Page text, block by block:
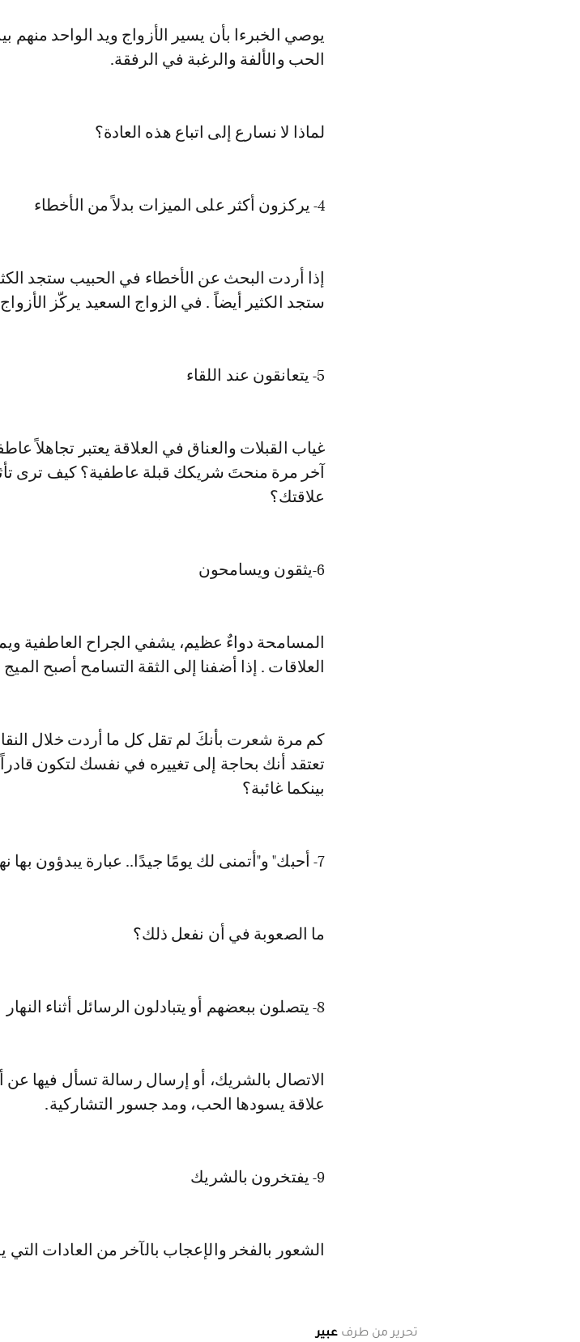
يوصي الخبرءا بأن يسير الأزواج ويد الواحد منهم
الحب والألفة والرغبة في الرفقة.
لماذا لا نسارع إلى اتباع هذه العادة؟
4- يركزون أكثر على الميزات بدلاً من الأخطاء
إذا أردت البحث عن الأخطاء في الحبيب ستجد
ستجد الكثير أيضاً . في الزواج السعيد يركّز
5- يتعانقون عند اللقاء
غياب القبلات والعناق في العلاقة يعتبر تجاهلاً
آخر مرة منحتَ شريكك قبلة عاطفية؟ كيف ترى
علاقتك؟
6-يثقون ويسامحون
المسامحة دواءٌ عظيم، يشفي الجراح العاطفية
العلاقات . إذا أضفنا إلى الثقة التسامح أصبح
كم مرة شعرت بأنكَ لم تقل كل ما أردت خلال
تعتقد أنك بحاجة إلى تغييره في نفسك لتكون
بينكما غائبة؟
7- أحبك" و"أتمنى لك يومًا جيدًا.. عبارة يبدؤون بها نهارهم دائماً
ما الصعوبة في أن نفعل ذلك؟
8- يتصلون ببعضهم أو يتبادلون الرسائل أثناء النهار
الاتصال بالشريك، أو إرسال رسالة تسأل فيها
علاقة يسودها الحب، ومد جسور التشاركية.
9- يفتخرون بالشريك
الشعور بالفخر والإعجاب بالآخر من العادات التي
تحرير من طرف عبير